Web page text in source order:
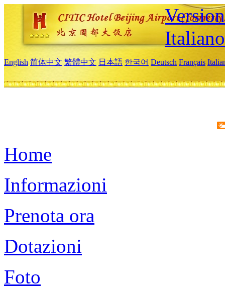
Italiano
English 简体中文 繁體中文 日本語 한국어 Deutsch Français
Home
Informazioni
Prenota ora
Dotazioni
Foto